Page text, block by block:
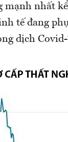
mạnh nhất
tế đang
dịch Covid-